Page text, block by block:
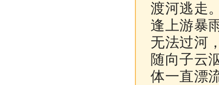
渡河逃走
逢上游暴
无法过河
随向子云
体一直漂